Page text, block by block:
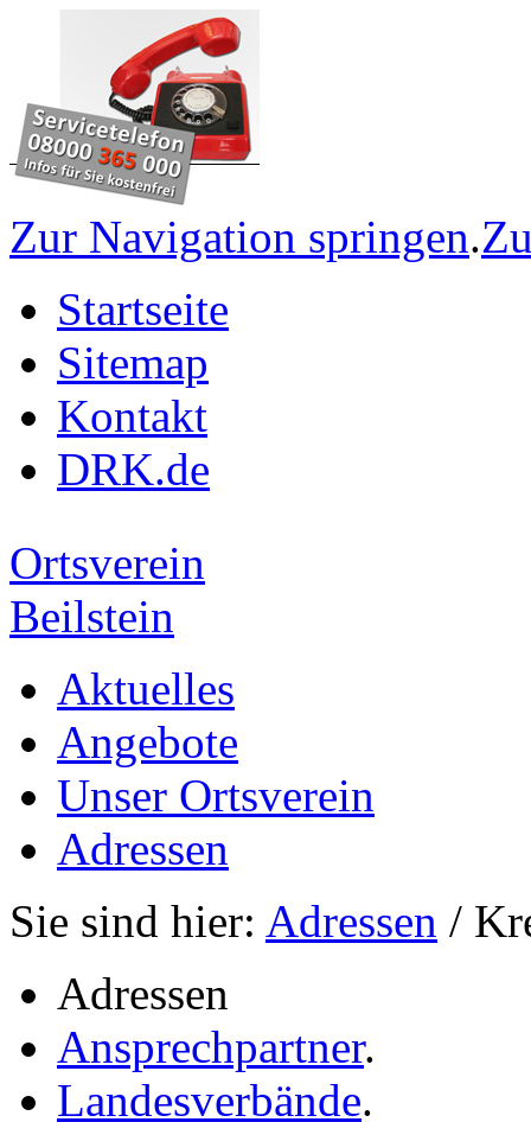
Zur Navigation springen.
Startseite
Sitemap
Kontakt
DRK.de
Ortsverein
Beilstein
Aktuelles
Angebote
Unser Ortsverein
Adressen
Sie sind hier: Adressen /
Adressen
Ansprechpartner.
Landesverbände.